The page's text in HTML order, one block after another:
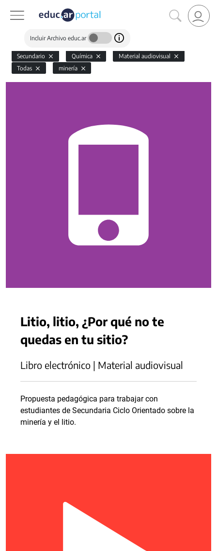
Incluir Archivo educ.ar
Secundario Química
Material audiovisual
Todas
minería
Litio, litio, ¿Por qué no te
quedas en tu sitio?
Libro electrónico | Material audiovisual
Propuesta pedagógica para trabajar con
estudiantes de Secundaria Ciclo Orientado sobre la
minería y el litio.